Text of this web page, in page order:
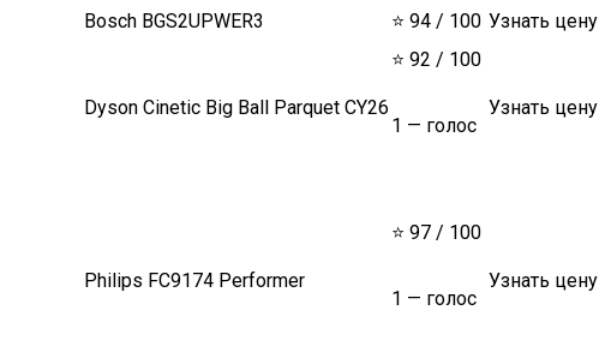
Bosch BGS2UPWER3 ⭐ 94 / 100 Узнать цену
Dyson Cinetic Big Ball Parquet CY26
⭐ 92 / 100
1 — голос
Узнать цену
Philips FC9174 Performer
⭐ 97 / 100
1 — голос
Узнать цену